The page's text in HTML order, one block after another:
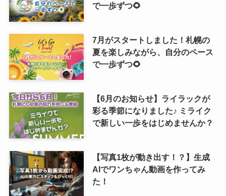
で一歩ずつ🌻
7月がスタートしました！札幌の
夏を楽しみながら、自分のペース
で一歩ずつ🌻
【6月のお知らせ】ライラックが
彩る季節になりました♪ ミライク
で新しい一歩をはじめませんか？
【写真1枚が動き出す！？】生成
AIでワンちゃん動画を作ってみ
た！